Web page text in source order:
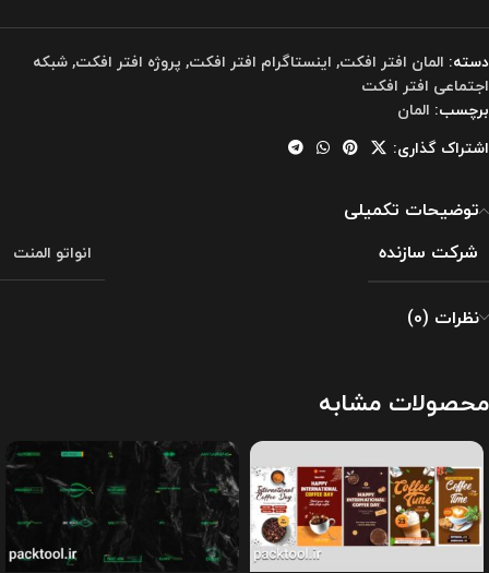
دسته: المان افتر افکت, اینستاگرام افتر افکت, پروژه افتر افکت,شبکه
اجتماعی افتر افکت
برچسب: المان
اشتراک گذاری:
توضیحات تکمیلی
شرکت سازنده
انواتو المنت
نظرات (0)
محصولات مشابه